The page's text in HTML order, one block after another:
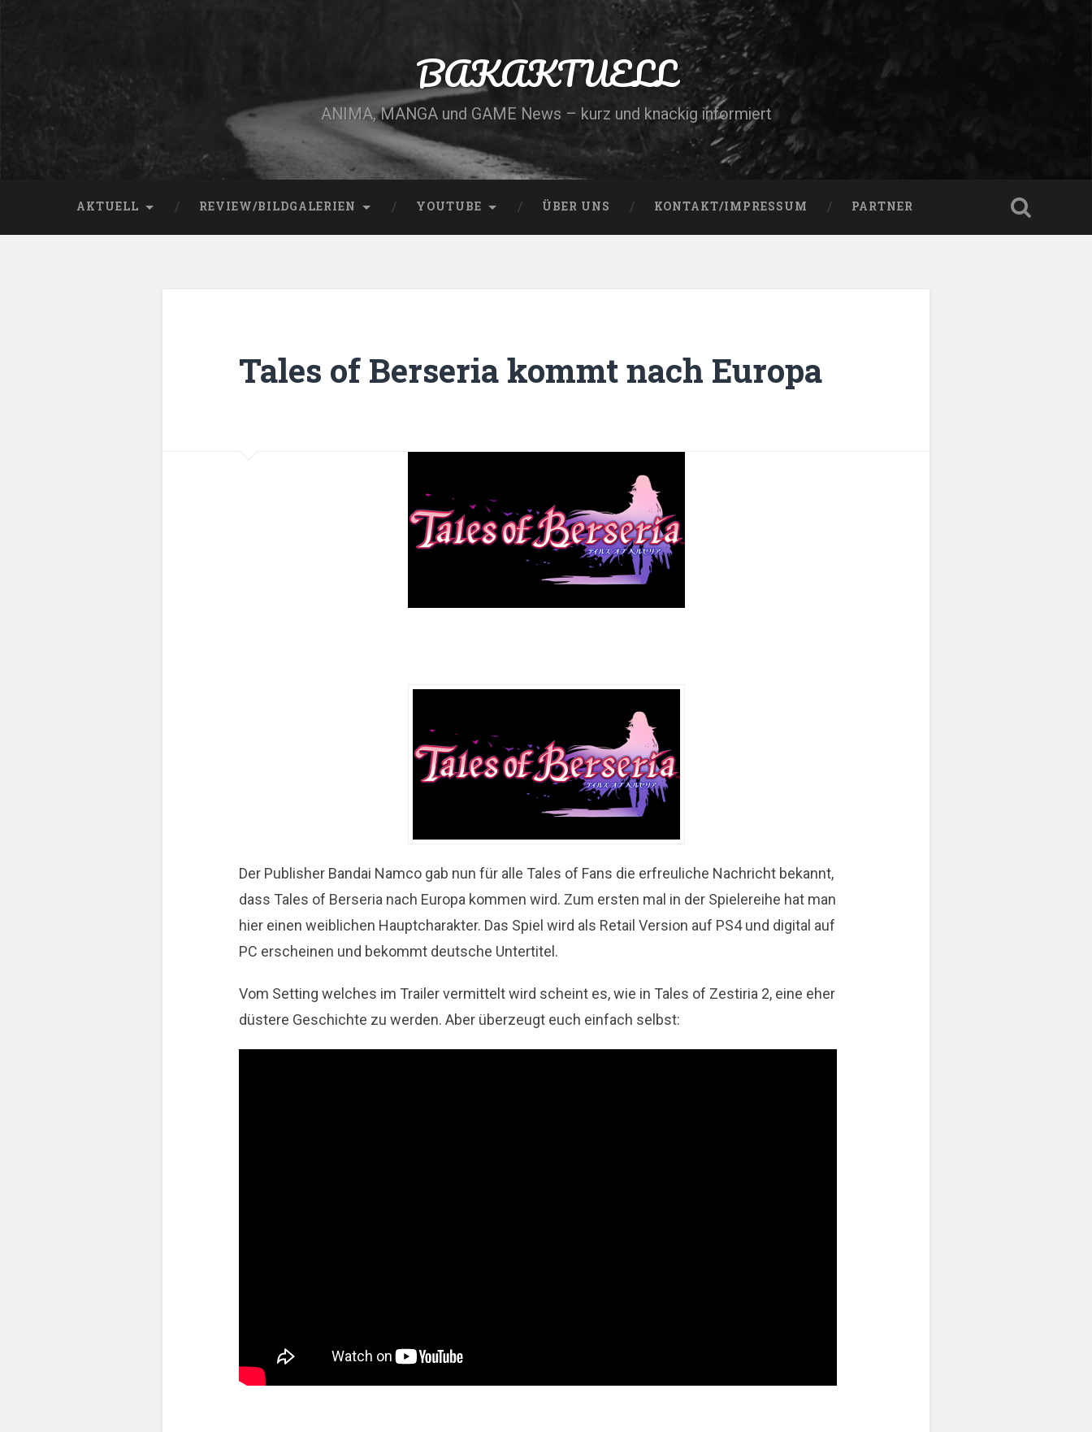
BAKAKTUELL
ANIMA, MANGA und GAME News – kurz und knackig informiert
AKTUELL REVIEW/BILDGALERIEN YOUTUBE ÜBER UNS KONTAKT/IMPRESSUM PARTNER
Tales of Berseria kommt nach Europa
Der Publisher Bandai Namco gab nun für alle Tales of Fans die erfreuliche Nachricht bekannt,
dass Tales of Berseria nach Europa kommen wird. Zum ersten mal in der Spielereihe hat man
hier einen weiblichen Hauptcharakter. Das Spiel wird als Retail Version auf PS4 und digital auf
PC erscheinen und bekommt deutsche Untertitel.
Vom Setting welches im Trailer vermittelt wird scheint es, wie in Tales of Zestiria 2, eine eher
düstere Geschichte zu werden. Aber überzeugt euch einfach selbst: